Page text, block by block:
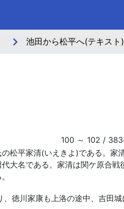
池田から松平へ(テキスト)